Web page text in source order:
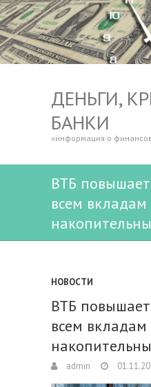
ДЕНЬГИ,
БАНКИ
«информация о
ВТБ
всем вкладам
НОВОСТИ
ВТБ
всем вкладам
admin